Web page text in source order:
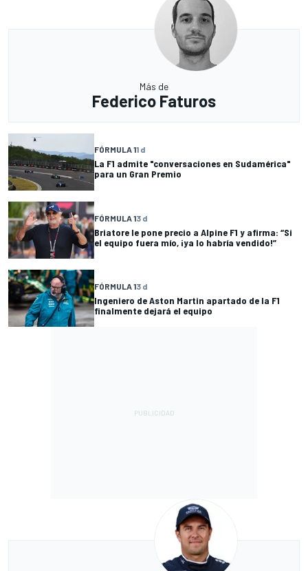
Más de
Federico Faturos
FÓRMULA 11 d
La F1 admite "conversaciones en Sudamérica"
para un Gran Premio
FÓRMULA 13 d
Briatore le pone precio a Alpine F1 y afirma: “Si
el equipo fuera mío, ¡ya lo habría vendido!”
FÓRMULA 13 d
Ingeniero de Aston Martin apartado de la F1
finalmente dejará el equipo